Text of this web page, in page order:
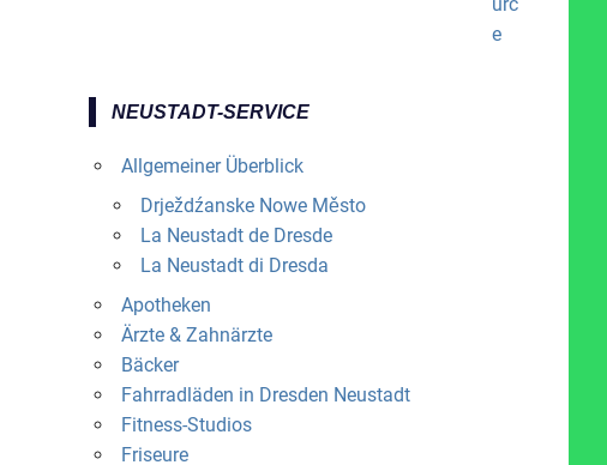
NEUSTADT-SERVICE
Allgemeiner Überblick
Drježdźanske Nowe Město
La Neustadt de Dresde
La Neustadt di Dresda
Apotheken
Ärzte & Zahnärzte
Bäcker
Fahrradläden in Dresden Neustadt
Fitness-Studios
Friseure